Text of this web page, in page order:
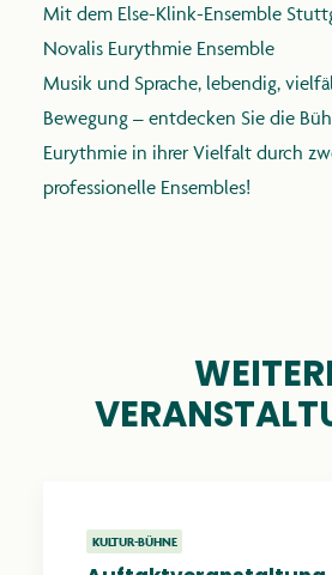
Mit dem Else-Klink-Ensemble
Novalis Eurythmie Ensemble
Musik und Sprache, lebendig,
Bewegung – entdecken Sie die
Eurythmie in ihrer Vielfalt durch
professionelle Ensembles!
KULTUR-BÜHNE